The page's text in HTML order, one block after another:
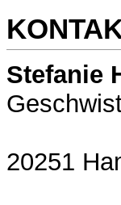
Stefanie
20251